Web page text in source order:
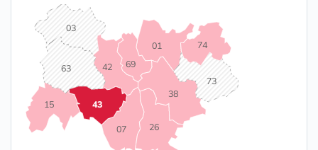
01
03
07
15
26
38
42
43
63
69
73
74